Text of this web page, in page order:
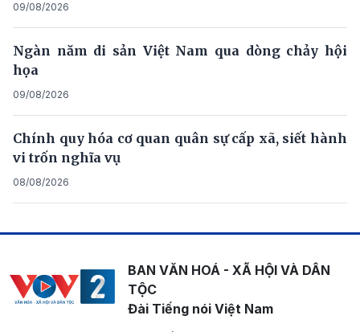
09/08/2026
Ngàn năm di sản Việt Nam qua dòng chảy hội
họa
09/08/2026
Chính quy hóa cơ quan quân sự cấp xã, siết hành
vi trốn nghĩa vụ
08/08/2026
BAN VĂN HOÁ - XÃ HỘI VÀ DÂN
TỘC
Đài Tiếng nói Việt Nam